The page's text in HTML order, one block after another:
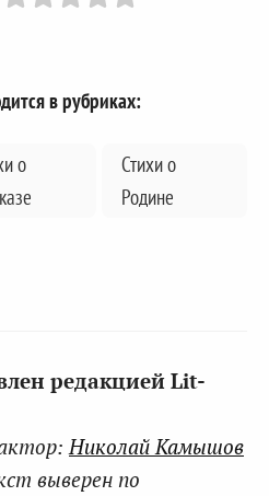
в рубриках:
о
Стихи о
Родине
редакцией Lit-
Николай Камышов
выверен по